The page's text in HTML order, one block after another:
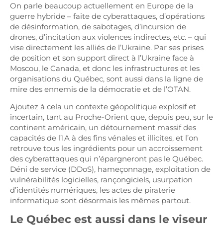
On parle beaucoup actuellement en Europe de la
guerre hybride – faite de cyberattaques, d’opérations
de désinformation, de sabotages, d’incursion de
drones, d’incitation aux violences indirectes, etc. – qui
vise directement les alliés de l’Ukraine. Par ses prises
de position et son support direct à l’Ukraine face à
Moscou, le Canada, et donc les infrastructures et les
organisations du Québec, sont aussi dans la ligne de
mire des ennemis de la démocratie et de l’OTAN.
Ajoutez à cela un contexte géopolitique explosif et
incertain, tant au Proche-Orient que, depuis peu, sur le
continent américain, un détournement massif des
capacités de l’IA à des fins vénales et illicites, et l’on
retrouve tous les ingrédients pour un accroissement
des cyberattaques qui n’épargneront pas le Québec.
Déni de service (DDoS), hameçonnage, exploitation de
vulnérabilités logicielles, rançongiciels, usurpation
d’identités numériques, les actes de piraterie
informatique sont désormais les mêmes partout.
Le Québec est aussi dans le viseur